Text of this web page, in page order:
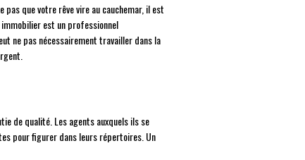
que votre rêve vire au cauchemar, il est
est un professionnel
ne pas nécessairement travailler dans la
de qualité. Les agents auxquels ils se
pour figurer dans leurs répertoires. Un